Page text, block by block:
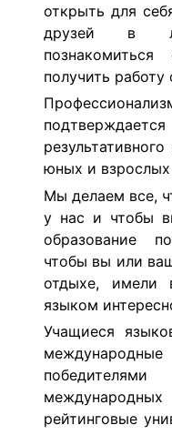
открыть для
друзей в
получить
юных и взрослых
Мы делаем все,
у нас и чтобы
образование
чтобы вы или
отдыхе, имели
языком
Учащиеся
рейтинговые